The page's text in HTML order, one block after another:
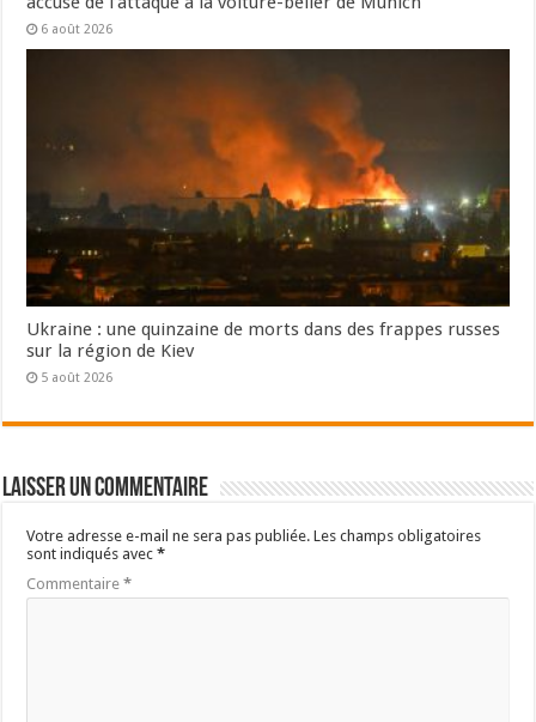
6 août 2026
Ukraine : une quinzaine de morts dans des frappes russes
sur la région de Kiev
5 août 2026
Laisser un commentaire
Votre adresse e-mail ne sera pas publiée. Les champs obligatoires
sont indiqués avec*
Commentaire*